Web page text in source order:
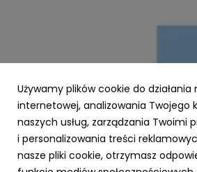
PARP
Zielone światło dla Twojej
Używamy plików cookie do działania
internetowej, analizowania Twojego
naszych usług, zarządzania Twoimi
i personalizowania treści
nasze pliki cookie, otrzymasz